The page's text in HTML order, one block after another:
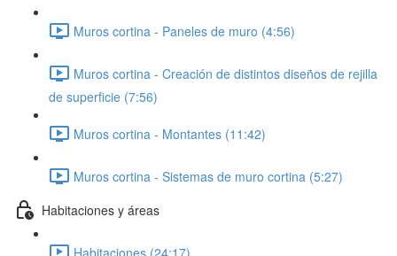
Muros cortina - Paneles de muro (4:56)
Muros cortina - Creación de distintos diseños de rejilla
de superficie (7:56)
Muros cortina - Montantes (11:42)
Muros cortina - Sistemas de muro cortina (5:27)
Habitaciones y áreas
Habitaciones (24:17)